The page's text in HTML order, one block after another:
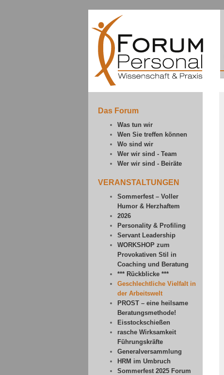
Das Forum
Was tun wir
Wen Sie treffen können
Wo sind wir
Wer wir sind - Team
Wer wir sind - Beiräte
VERANSTALTUNGEN
Sommerfest – Voller
Humor & Herzhaftem
2026
Personality & Profiling
Servant Leadership
WORKSHOP zum
Provokativen Stil in
Coaching und Beratung
*** Rückblicke ***
Geschlechtliche Vielfalt in
der Arbeitswelt
PROST – eine heilsame
Beratungsmethode!
Eisstockschießen
rasche Wirksamkeit
Führungskräfte
Generalversammlung
HRM im Umbruch
Sommerfest 2025 Forum